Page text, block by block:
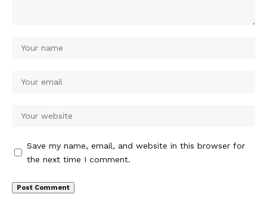
Save my name, email, and website in this browser for
the next time I comment.